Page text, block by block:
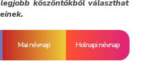
köszöntőkből választhat
Mai névnap Holnapi névnap